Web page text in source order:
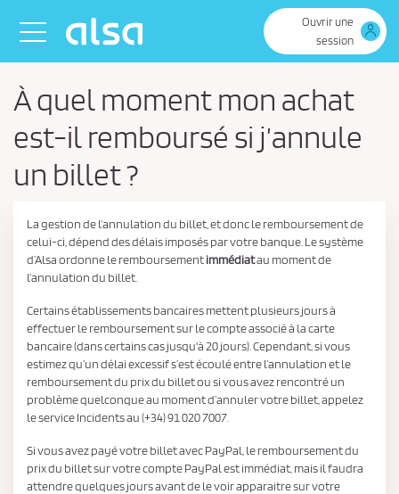
Saut au contenu principal
Toggle navigation
Ouvrir une
session
À quel moment mon achat
est-il remboursé si j’annule
un billet ?
La gestion de l’annulation du billet, et donc le remboursement de
celui-ci, dépend des délais imposés par votre banque. Le système
d’Alsa ordonne le remboursementimmédiatau moment de
l’annulation du billet.
Certains établissements bancaires mettent plusieurs jours à
effectuer le remboursement sur le compte associé à la carte
bancaire (dans certains cas jusqu'à 20 jours). Cependant, si vous
estimez qu’un délai excessif s’est écoulé entre l’annulation et le
remboursement du prix du billet ou si vous avez rencontré un
problème quelconque au moment d’annuler votre billet, appelez
le service Incidents au (+34) 91 020 7007.
Si vous avez payé votre billet avec PayPal, le remboursement du
prix du billet sur votre compte PayPal est immédiat, mais il faudra
attendre quelques jours avant de le voir apparaitre sur votre